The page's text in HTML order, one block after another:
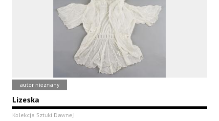
autor nieznany
Lizeska
Kolekcja Sztuki Dawnej